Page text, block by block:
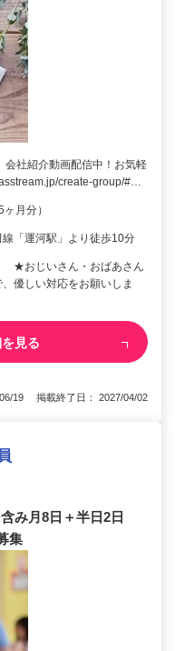
会社紹介動画配信中！お気軽
create-group/#…
月分）
「運河駅」より徒歩10分
★おじいさん・おばあさん
優しい対応をお願いしま
見る
19 掲載終了日： 2027/04/02
み月8日＋半日2日
集